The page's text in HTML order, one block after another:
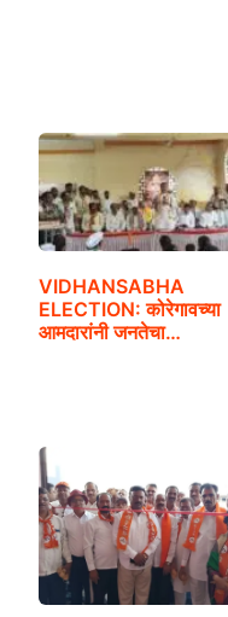
VIDHANSABHA
ELECTION: कोरेगावच्या
आमदारांनी जनतेचा…